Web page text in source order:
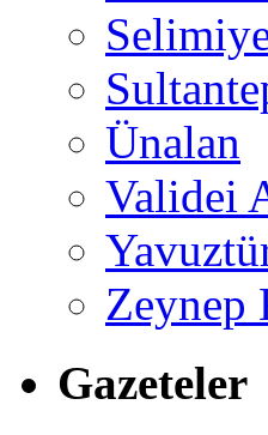
Ünalan
Validei
Zeynep
Gazeteler